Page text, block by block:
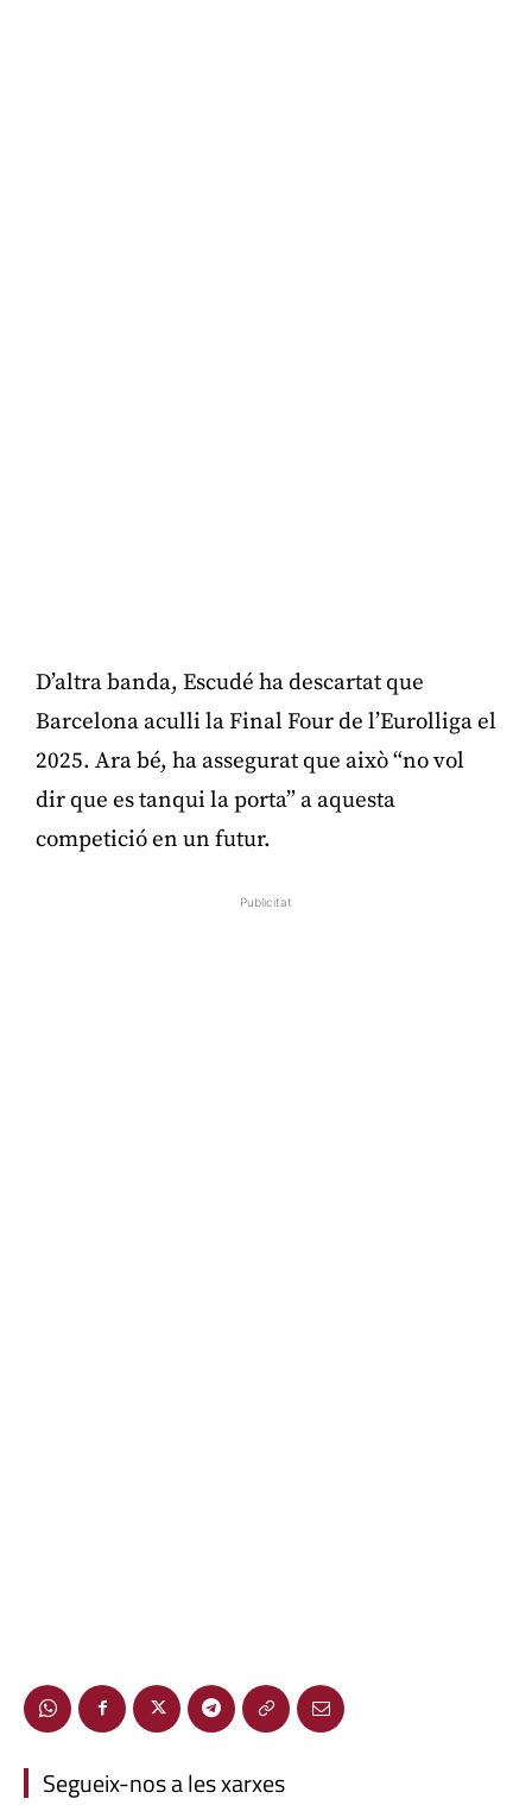
D’altra banda, Escudé ha descartat que
Barcelona aculli la Final Four de l’Eurolliga el
2025. Ara bé, ha assegurat que això “no vol
dir que es tanqui la porta” a aquesta
competició en un futur.
Publicitat
Segueix-nos a les xarxes